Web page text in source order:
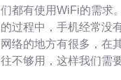
们都有使用WiFi的需求
的过程中，手机经常没
网络的地方有很多，在
往不够用，这样我们需